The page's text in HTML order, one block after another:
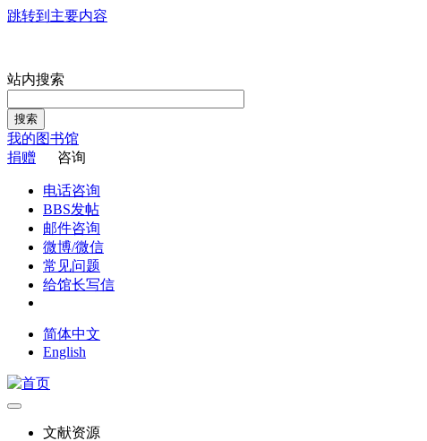
跳转到主要内容
站内搜索
搜索
我的图书馆
捐赠
咨询
电话咨询
BBS发帖
邮件咨询
微博/微信
常见问题
给馆长写信
简体中文
English
文献资源